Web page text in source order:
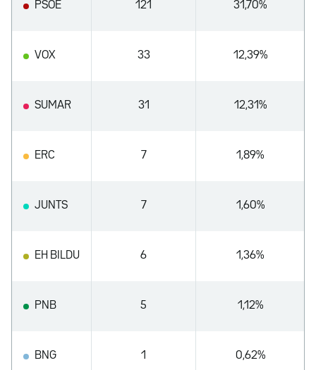
PSOE 121 31,70%
VOX 33 12,39%
SUMAR 31 12,31%
ERC 7 1,89%
JUNTS 7 1,60%
EH BILDU 6 1,36%
PNB 5 1,12%
BNG 1 0,62%